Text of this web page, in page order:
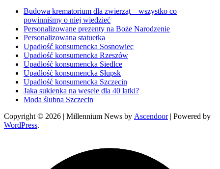
Budowa krematorium dla zwierząt – wszystko co
powinniśmy o niej wiedzieć
Personalizowane prezenty na Boże Narodzenie
Personalizowana statuetka
Upadłość konsumencka Sosnowiec
Upadłość konsumencka Rzeszów
Upadłość konsumencka Siedlce
Upadłość konsumencka Słupsk
Upadłość konsumencka Szczecin
Jaka sukienka na wesele dla 40 latki?
Moda ślubna Szczecin
Copyright © 2026 | Millennium News by Ascendoor| Powered by
WordPress.